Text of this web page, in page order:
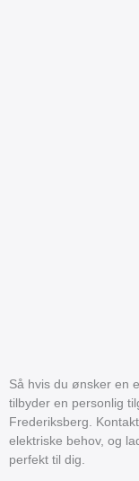
Så hvis du ønsker en
tilbyder en personlig
Frederiksberg.
elektriske behov, og
perfekt til dig.